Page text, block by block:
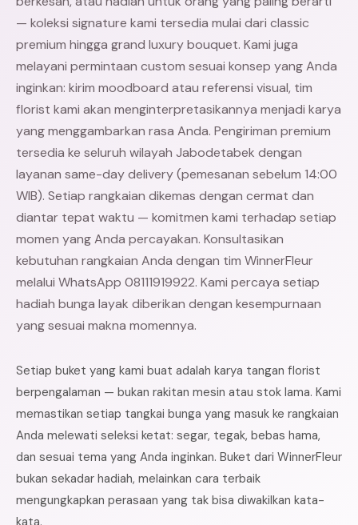
— koleksi signature kami tersedia mulai dari classic
premium hingga grand luxury bouquet. Kami juga
melayani permintaan custom sesuai konsep yang Anda
inginkan: kirim moodboard atau referensi visual, tim
florist kami akan menginterpretasikannya menjadi karya
yang menggambarkan rasa Anda. Pengiriman premium
tersedia ke seluruh wilayah Jabodetabek dengan
layanan same-day delivery (pemesanan sebelum 14:00
WIB). Setiap rangkaian dikemas dengan cermat dan
diantar tepat waktu — komitmen kami terhadap setiap
momen yang Anda percayakan. Konsultasikan
kebutuhan rangkaian Anda dengan tim WinnerFleur
melalui WhatsApp 08111919922. Kami percaya setiap
hadiah bunga layak diberikan dengan kesempurnaan
yang sesuai makna momennya.
Setiap buket yang kami buat adalah karya tangan florist
berpengalaman — bukan rakitan mesin atau stok lama. Kami
memastikan setiap tangkai bunga yang masuk ke rangkaian
Anda melewati seleksi ketat: segar, tegak, bebas hama,
dan sesuai tema yang Anda inginkan. Buket dari WinnerFleur
bukan sekadar hadiah, melainkan cara terbaik
mengungkapkan perasaan yang tak bisa diwakilkan kata-
kata.